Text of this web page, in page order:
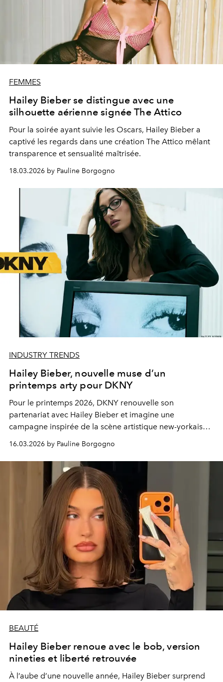
FEMMES
Hailey Bieber se distingue avec une
silhouette aérienne signée The Attico
Pour la soirée ayant suivie les Oscars, Hailey Bieber a
captivé les regards dans une création The Attico mêlant
transparence et sensualité maîtrisée.
18.03.2026 by Pauline Borgogno
INDUSTRY TRENDS
Hailey Bieber, nouvelle muse d’un
printemps arty pour DKNY
Pour le printemps 2026, DKNY renouvelle son
partenariat avec Hailey Bieber et imagine une
campagne inspirée de la scène artistique new-yorkaise
performance visuelle.
16.03.2026 by Pauline Borgogno
BEAUTÉ
Hailey Bieber renoue avec le bob, version
nineties et liberté retrouvée
À l’aube d’une nouvelle année, Hailey Bieber surprend